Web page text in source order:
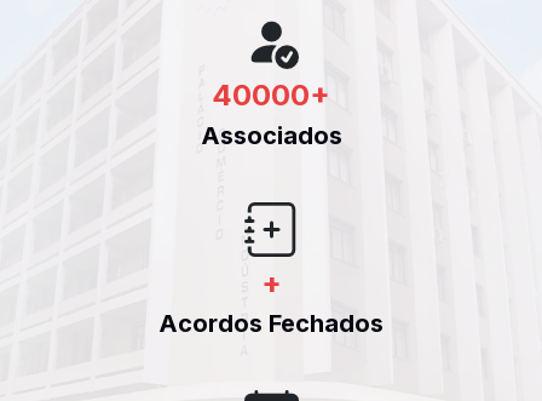
40000+
Associados
+
Acordos Fechados